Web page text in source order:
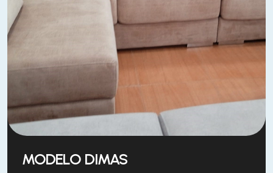
MODELO DIMAS